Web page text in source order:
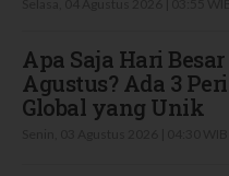
Apa Saja Hari Besar
Agustus? Ada 3
Global yang Unik